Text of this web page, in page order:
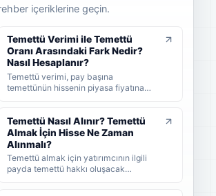
içeriklerine geçin.
Temettü Verimi ile Temettü
Oranı Arasındaki Fark Nedir?
Nasıl Hesaplanır?
Temettü verimi, pay başına
temettünün hissenin piyasa fiyatına
dağıtıldığını gösterir. KAP'ta görülen
kâr payı oranı ise çoğunlukla 1 TL
nominal değere göre hesaplanan ayrı
bir yüzdedir. Bu rehberde temettü
verimi, dağıtım oranı ve KAP temettü
oranı arasındaki farkları formüller ve
Temettü Nasıl Alınır? Temettü
Almak İçin Hisse Ne Zaman
Alınmalı?
Temettü almak için yatırımcının ilgili
payda temettü hakkı oluşacak